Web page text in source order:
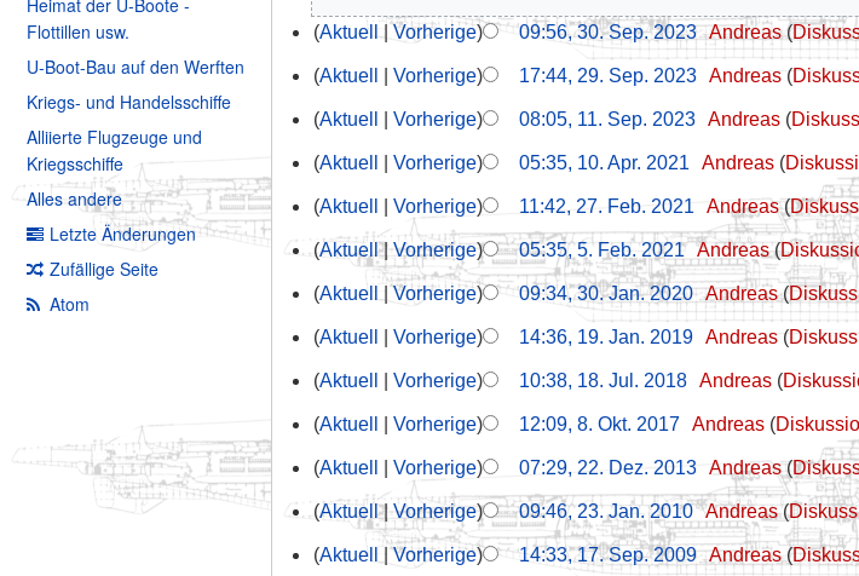
Heimat der U-Boote -
Flottillen usw.
U-Boot-Bau auf den Werften
Kriegs- und Handelsschiffe
Alliierte Flugzeuge und
Kriegsschiffe
Alles andere
Letzte Änderungen
Zufällige Seite
Atom
Aktuell Vorherige 09:56, 30. Sep. 2023‎ Andreas
Aktuell Vorherige 17:44, 29. Sep. 2023‎ Andreas
Aktuell Vorherige 08:05, 11. Sep. 2023‎ Andreas
Aktuell Vorherige 05:35, 10. Apr. 2021 Andreas
Aktuell Vorherige 11:42, 27. Feb. 2021 Andreas
Aktuell Vorherige 05:35, 5. Feb. 2021‎ Andreas
Aktuell Vorherige 09:34, 30. Jan. 2020‎ Andreas
Aktuell Vorherige 14:36, 19. Jan. 2019‎ Andreas
Aktuell Vorherige 10:38, 18. Jul. 2018‎ Andreas
Aktuell Vorherige 12:09, 8. Okt. 2017‎ Andreas
Aktuell Vorherige 07:29, 22. Dez. 2013‎ Andreas
Aktuell Vorherige 09:46, 23. Jan. 2010‎ Andreas
Aktuell Vorherige 14:33, 17. Sep. 2009‎ Andreas